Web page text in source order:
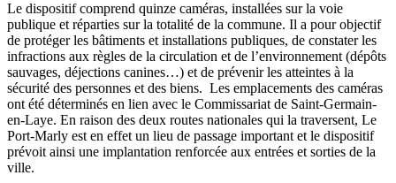
Le dispositif comprend quinze caméras, installées sur la voie
publique et réparties sur la totalité de la commune. Il a pour objectif
de protéger les bâtiments et installations publiques, de constater les
infractions aux règles de la circulation et de l’environnement (dépôts
sauvages, déjections canines…) et de prévenir les atteintes à la
sécurité des personnes et des biens. Les emplacements des caméras
ont été déterminés en lien avec le Commissariat de Saint-Germain-
en-Laye. En raison des deux routes nationales qui la traversent, Le
Port-Marly est en effet un lieu de passage important et le dispositif
prévoit ainsi une implantation renforcée aux entrées et sorties de la
ville.